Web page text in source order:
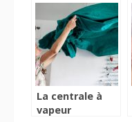
de production
et de
fermentation
de votre bière
La centrale à
vapeur